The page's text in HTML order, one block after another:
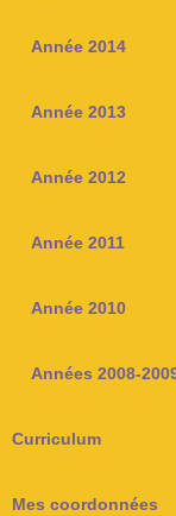
Année 2014
Année 2013
Année 2012
Année 2011
Année 2010
Années 2008-
Curriculum
Mes coordonnées